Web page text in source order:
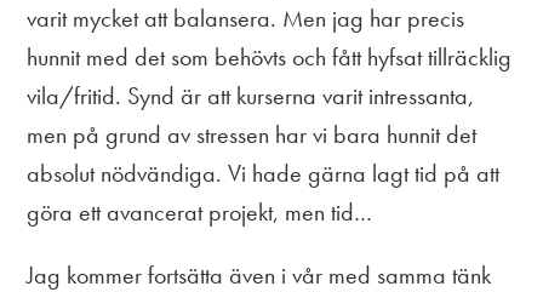
varit mycket att balansera. Men jag har precis
hunnit med det som behövts och fått hyfsat tillräcklig
vila/fritid. Synd är att kurserna varit intressanta,
men på grund av stressen har vi bara hunnit det
absolut nödvändiga. Vi hade gärna lagt tid på att
göra ett avancerat projekt, men tid…
Jag kommer fortsätta även i vår med samma tänk